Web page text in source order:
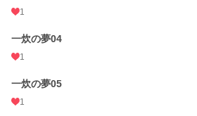
1
一炊の夢04
1
一炊の夢05
1